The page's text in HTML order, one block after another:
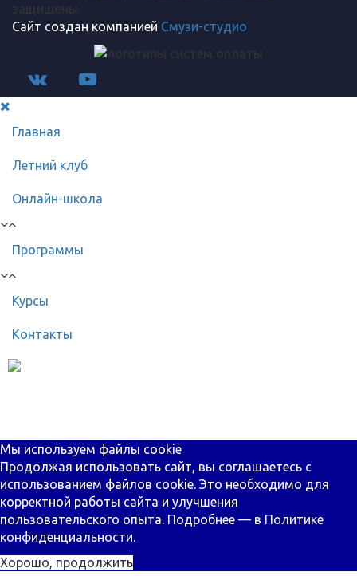
защищены.
Сайт создан компанией Смузи-студио
Главная
Летний клуб
Онлайн-школа
Программы
Курсы
Контакты
Мы используем файлы cookie
Продолжая использовать сайт, вы соглашаетесь с
использованием файлов cookie. Это необходимо для
корректной работы сайта и улучшения
пользовательского опыта. Подробнее — в Политике
конфиденциальности.
Хорошо, продолжить